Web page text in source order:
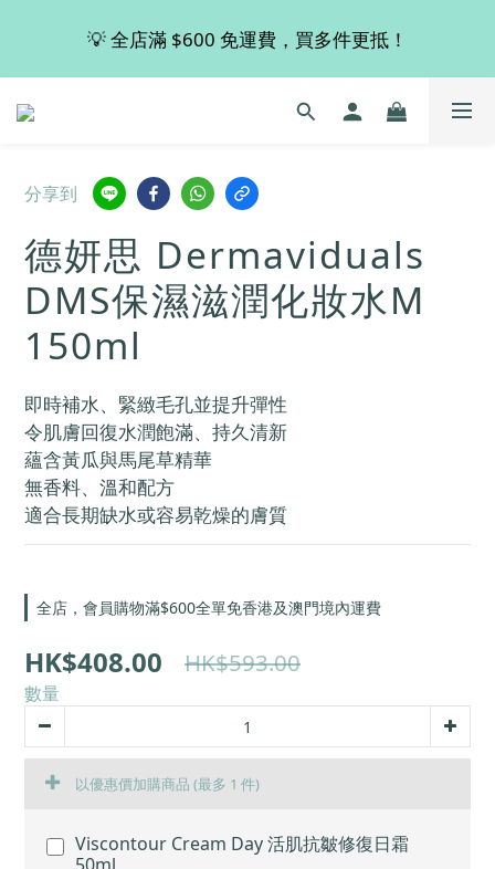
💡 全店滿 $600 免運費，買多件更抵！
💡 全店滿 $600 免運費，買多件更抵！
🚚 購買 德國 Viscontour 指定產品👉🏻即享有8折優惠！
📢📢📢 Miss Fabulous 8月暫停德國代購服務，於9月
回復正常。
💡 全店滿 $600 免運費，買多件更抵！
分享到
德妍思 Dermaviduals
DMS保濕滋潤化妝水M
150ml
即時補水、緊緻毛孔並提升彈性
令肌膚回復水潤飽滿、持久清新
蘊含黃瓜與馬尾草精華
無香料、溫和配方
適合長期缺水或容易乾燥的膚質
全店，會員購物滿$600全單免香港及澳門境內運費
HK$408.00 HK$593.00
數量
以優惠價加購商品 (最多 1 件)
Viscontour Cream Day 活肌抗皺修復日霜